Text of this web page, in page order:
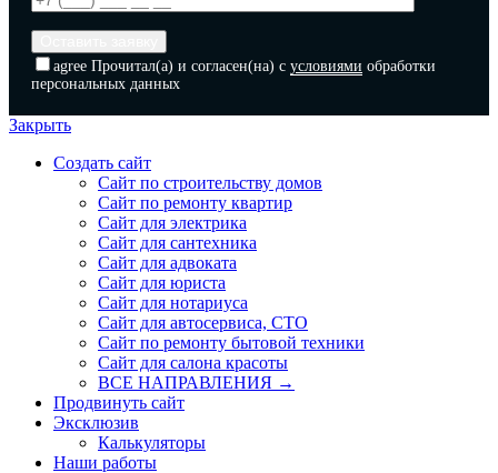
agree Прочитал(а) и согласен(на) с условиями обработки
персональных данных
Закрыть
Создать сайт
Сайт по строительству домов
Сайт по ремонту квартир
Сайт для электрика
Сайт для сантехника
Сайт для адвоката
Сайт для юриста
Сайт для нотариуса
Сайт для автосервиса, СТО
Сайт по ремонту бытовой техники
Сайт для салона красоты
ВСЕ НАПРАВЛЕНИЯ →
Продвинуть сайт
Эксклюзив
Калькуляторы
Наши работы